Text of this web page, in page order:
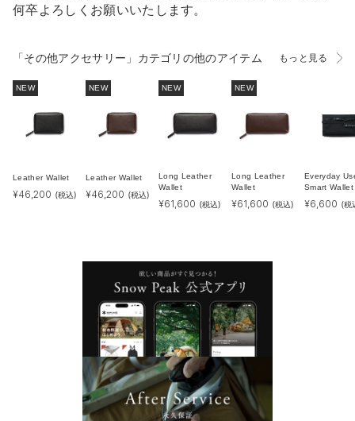
何卒よろしくお願いいたします。
「その他アクセサリー」カテゴリの他のアイテム もっと見る
NEW
Leather Wallet
¥46,200 (税込)
NEW
Leather Wallet
¥46,200 (税込)
NEW
Long Leather
Wallet
¥61,600 (税込)
NEW
Long Leather
Wallet
¥61,600 (税込)
Everyday
Smart Wallet
¥6,600 (税